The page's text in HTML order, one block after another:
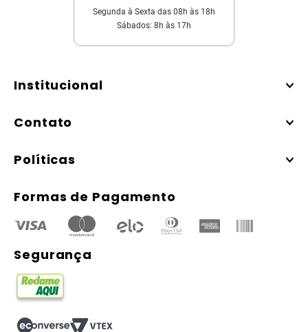
Segunda à Sexta das 08h às 18h
Sábados: 8h às 17h
Institucional
Contato
Políticas
Formas de Pagamento
Segurança